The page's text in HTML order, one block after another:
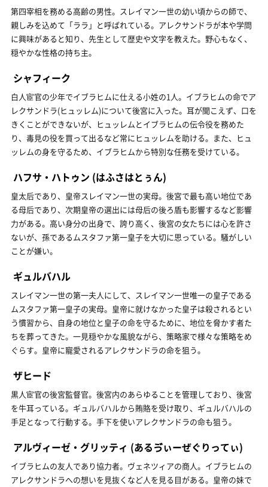
第四宰相を務める高齢の男性。スレイマン一世の幼い頃からの師で、
親しみを込めて「ララ」と呼ばれている。アレクサンドラが本や学問
に興味があると知り、先生として歴史や文字を教えた。野心もなく、
穏やかな性格の持ち主。
シャフィーク
白人宦官の少年でイブラヒムに仕える小姓の1人。イブラヒムの命でア
レクサンドラ(ヒュッレム)について後宮に入った。耳が聞こえず、口を
きくことができないが、ヒュッレムとイブラヒムの伝令役を務めた
り、毒見の役を買って出るなど常にヒュッレムを助ける。また、ヒュ
ッレムの身を守るため、イブラヒムから特別な任務を受けている。
ハフサ・ハトゥン (はふさはとぅん)
皇太后であり、皇帝スレイマン一世の実母。後宮で最も高い地位であ
る母后であり、次期皇帝の選出には母后の後ろ盾も影響するなど影響
力がある。高い身分の出身で、誇り高く、後宮の女たちには心を許さ
ないが、孫であるムスタファ第一皇子を大切に思っている。騒がしい
ことが嫌い。
ギュルバハル
スレイマン一世の第一夫人にして、スレイマン一世唯一の皇子である
ムスタファ第一皇子の実母。皇帝に就けなかった皇子は殺されるとい
う慣習から、自身の地位と皇子の命を守るために、地位を脅かす者た
ちを葬ってきた。一見穏やかな風貌ながら、策略家で様々な策略をめ
ぐらす。皇帝に寵愛されるアレクサンドラの命を狙う。
ザヒード
黒人宦官の後宮監督官。後宮内のあらゆることを管理しており、後宮
を牛耳っている。ギュルバハルから賄賂を受け取り、ギュルバハルの
手足となって行動する。手下を使いアレクサンドラの命も狙う。
アルヴィーゼ・グリッティ (あるゔぃーぜぐりってぃ)
イブラヒムの友人であり協力者。ヴェネツィアの商人。イブラヒムの
アレクサンドラへの想いを見抜くなど人を見る目がある。皇帝の妹で